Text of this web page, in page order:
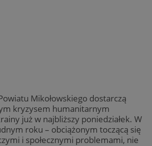
Mikołowskiego dostarczą
kryzysem humanitarnym
już w najbliższy poniedziałek. W
roku – obciążonym toczącą się
i społecznymi problemami, nie